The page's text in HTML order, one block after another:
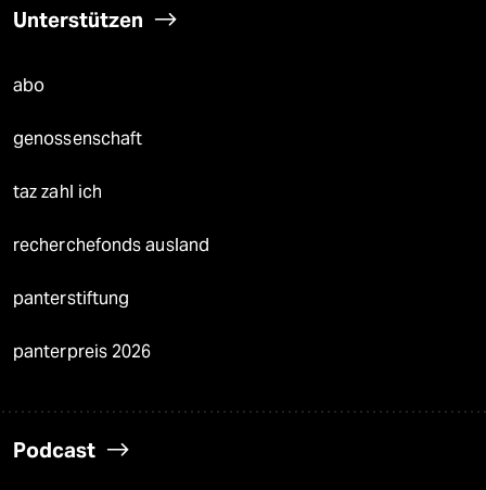
Unterstützen
abo
genossenschaft
taz zahl ich
recherchefonds ausland
panterstiftung
panterpreis 2026
Podcast